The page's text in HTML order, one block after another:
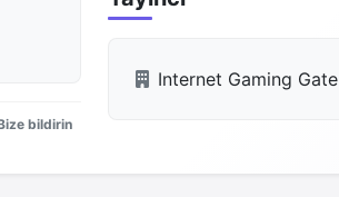
bildirin
Internet Gaming Gate